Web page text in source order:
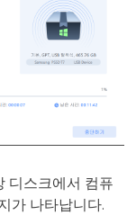
디스크에서 컴퓨
가 나타납니다.